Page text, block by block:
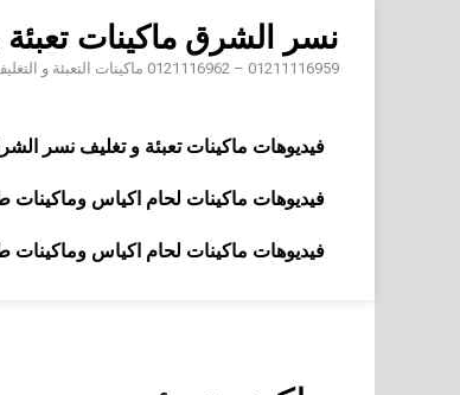
content
نسر الشرق ماكينات
01211116959 – 0121116962 ماكينات التعبئة و التغليف
فيديوهات ماكينات تعبئة و تغليف نسر
فيديوهات ماكينات لحام اكياس وماكينات
فيديوهات ماكينات لحام اكياس وماكينات